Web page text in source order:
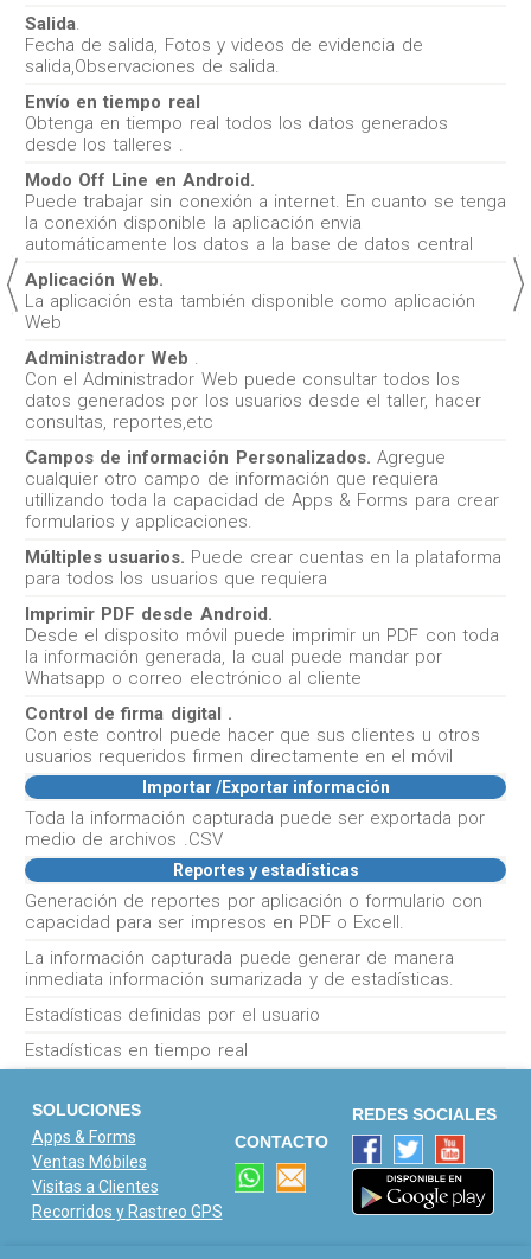
Salida.
Fecha de salida, Fotos y videos de evidencia de
salida,Observaciones de salida.
Envío en tiempo real
Obtenga en tiempo real todos los datos generados
desde los talleres .
Modo Off Line en Android.
Puede trabajar sin conexión a internet. En cuanto se tenga
la conexión disponible la aplicación envia
automáticamente los datos a la base de datos central
Aplicación Web.
La aplicación esta también disponible como aplicación
Web
Administrador Web .
Con el Administrador Web puede consultar todos los
datos generados por los usuarios desde el taller, hacer
consultas, reportes,etc
Campos de información Personalizados. Agregue
cualquier otro campo de información que requiera
utillizando toda la capacidad de Apps & Forms para crear
formularios y applicaciones.
Múltiples usuarios. Puede crear cuentas en la plataforma
para todos los usuarios que requiera
Imprimir PDF desde Android.
Desde el disposito móvil puede imprimir un PDF con toda
la información generada, la cual puede mandar por
Whatsapp o correo electrónico al cliente
Control de firma digital .
Con este control puede hacer que sus clientes u otros
usuarios requeridos firmen directamente en el móvil
Importar /Exportar información
Toda la información capturada puede ser exportada por
medio de archivos .CSV
Reportes y estadísticas
Generación de reportes por aplicación o formulario con
capacidad para ser impresos en PDF o Excell.
La información capturada puede generar de manera
inmediata información sumarizada y de estadísticas.
Estadísticas definidas por el usuario
Estadísticas en tiempo real
SOLUCIONES
Apps & Forms
Ventas Móbiles
Visitas a Clientes
Recorridos y Rastreo GPS
CONTACTO
REDES SOCIALES